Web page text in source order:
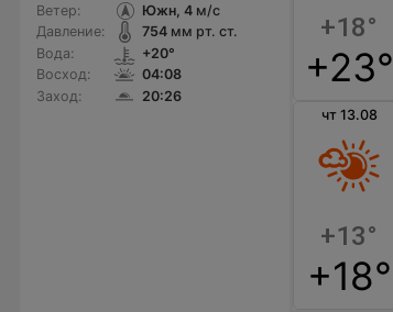
Ветер:
Давление:
Вода:
Восход:
Заход:
Южн, 4м/с
754мм рт. ст.
+20°
04:08
20:26
+18°
+23°
чт 13.08
+13°
+18°